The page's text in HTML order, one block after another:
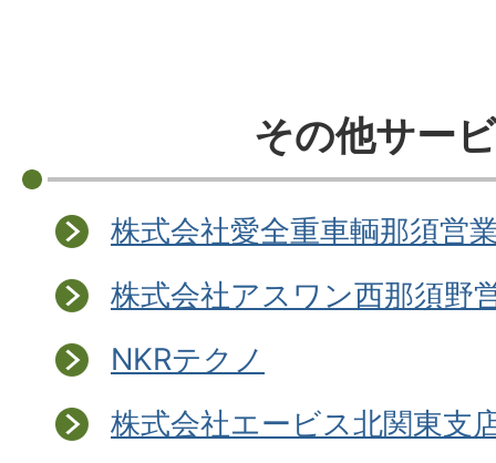
その他サー
株式会社愛全重車輌那須営
株式会社アスワン西那須野
NKRテクノ
株式会社エービス北関東支